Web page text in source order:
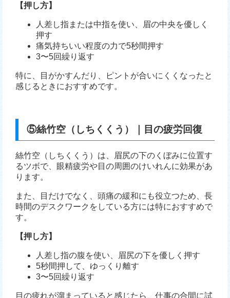
【押し方】
人差し指または中指を使い、眉の中央を優しく
押す
痛気持ちいい程度の力で5秒間押す
3〜5回繰り返す
特に、目がかすんだり、ピントが合いにくくなったと
感じるときにおすすめです。
⑤絲竹空（しちくくう）｜目の疲労回復
絲竹空（しちくくう）は、眉尻の下のくぼみに位置す
るツボで、眼精疲労や目の周囲のけいれんに効果があ
ります。
また、目だけでなく、頭痛の緩和にも役立つため、長
時間のデスクワークをしている方には特におすすめで
す。
【押し方】
人差し指の腹を使い、眉尻の下を優しく押す
5秒間押して、ゆっくり離す
3〜5回繰り返す
目の疲れが溜まっていると感じたら、仕事の合間に試